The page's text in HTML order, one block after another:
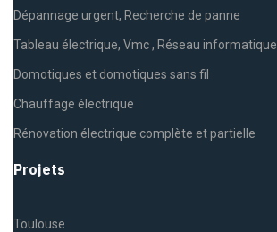
Dépannage urgent, Recherche de panne
Tableau électrique, Vmc , Réseau informatique
Domotiques et domotiques sans fil
Chauffage électrique
Rénovation électrique complète et partielle
Projets
Toulouse